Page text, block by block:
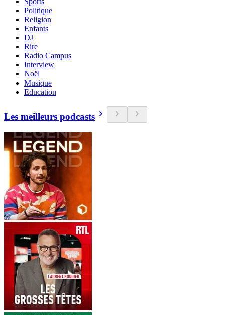
Politique
Religion
Enfants
DJ
Rire
Radio Campus
Interview
Noël
Musique
Education
Les meilleurs podcasts